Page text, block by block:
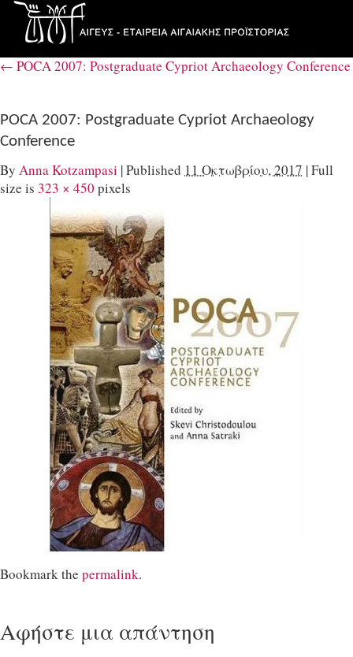
← POCA 2007: Postgraduate Cypriot Archaeology Conference
POCA 2007: Postgraduate Cypriot Archaeology
Conference
By Anna Kotzampasi |Published 11 Οκτωβρίου, 2017 |Full
size is 323 × 450 pixels
Bookmark the permalink.
Αφήστε μια απάντηση